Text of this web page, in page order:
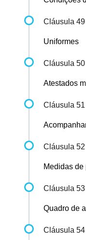
Cláusula 49
Uniformes
Cláusula 50
Atestados
Cláusula 51
Cláusula 52
Medidas de
Cláusula 53
Quadro de
Cláusula 54